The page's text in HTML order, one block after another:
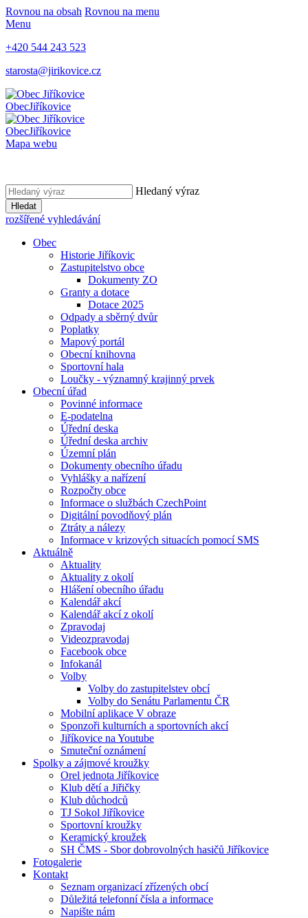
Rovnou na obsah Rovnou na menu
Menu
+420 544 243 523
starosta@jirikovice.cz
ObecJiříkovice
ObecJiříkovice
Mapa webu
Hledaný výraz
Hledat
rozšířené vyhledávání
Obec
Historie Jiříkovic
Zastupitelstvo obce
Dokumenty ZO
Granty a dotace
Dotace 2025
Odpady a sběrný dvůr
Poplatky
Mapový portál
Obecní knihovna
Sportovní hala
Loučky - významný krajinný prvek
Obecní úřad
Povinné informace
E-podatelna
Úřední deska
Úřední deska archiv
Územní plán
Dokumenty obecního úřadu
Vyhlášky a nařízení
Rozpočty obce
Informace o službách CzechPoint
Digitální povodňový plán
Ztráty a nálezy
Informace v krizových situacích pomocí SMS
Aktuálně
Aktuality
Aktuality z okolí
Hlášení obecního úřadu
Kalendář akcí
Kalendář akcí z okolí
Zpravodaj
Videozpravodaj
Facebook obce
Infokanál
Volby
Volby do zastupitelstev obcí
Volby do Senátu Parlamentu ČR
Mobilní aplikace V obraze
Sponzoři kulturních a sportovních akcí
Jiříkovice na Youtube
Smuteční oznámení
Spolky a zájmové kroužky
Orel jednota Jiříkovice
Klub dětí a Jiřičky
Klub důchodců
TJ Sokol Jiříkovice
Sportovní kroužky
Keramický kroužek
SH ČMS - Sbor dobrovolných hasičů Jiříkovice
Fotogalerie
Kontakt
Seznam organizací zřízených obcí
Důležitá telefonní čísla a informace
Napište nám